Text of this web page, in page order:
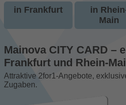
in Frankfurt
in
Main
Mainova CITY CARD –
Frankfurt und Rhein-
Attraktive 2for1-Angebote,
Zugaben.